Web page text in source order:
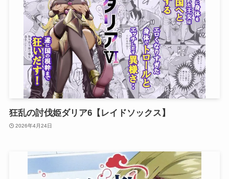
狂乱の討伐姫ダリア6【レイドソックス】
2026年4月24日